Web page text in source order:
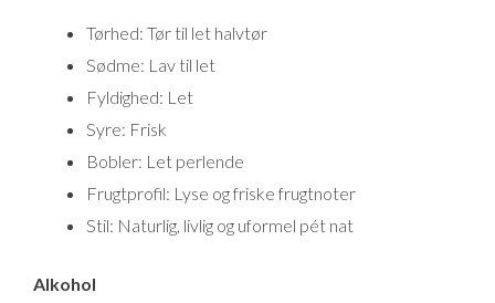
Tørhed: Tør til let halvtør
Sødme: Lav til let
Fyldighed: Let
Syre: Frisk
Bobler: Let perlende
Frugtprofil: Lyse og friske frugtnoter
Stil: Naturlig, livlig og uformel pét nat
Alkohol